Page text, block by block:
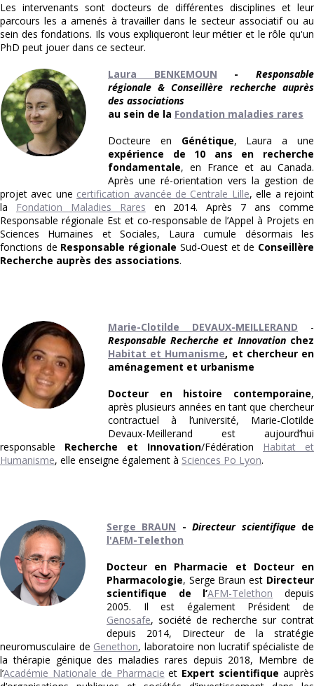
Les intervenants sont docteurs de différentes disciplines et leur
parcours les a amenés à travailler dans le secteur associatif ou au
sein des fondations. Ils vous expliqueront leur métier et le rôle qu'un
PhD peut jouer dans ce secteur.
Laura BENKEMOUN -Responsable
régionale & Conseillère recherche auprès
des associations
au sein de la Fondation maladies rares
Docteure en Génétique, Laura a une
expérience de 10 ans en recherche
fondamentale, en France et au Canada.
Après une ré-orientation vers la gestion de
projet avec une certification avancée de Centrale Lille, elle a rejoint
la
Fondation Maladies Rares en 2014. Après 7 ans comme
Responsable régionale Est et co-responsable de l’Appel à Projets en
Sciences Humaines et Sociales, Laura cumule désormais les
fonctions de Responsable régionale Sud-Ouest et de Conseillère
Recherche auprès des associations.
Marie-Clotilde DEVAUX-MEILLERAND -
Responsable Recherche et Innovation chez
Habitat et Humanisme, et chercheur en
aménagement et urbanisme
Docteur en histoire contemporaine,
après plusieurs années en tant que chercheur
contractuel à l’université, Marie-Clotilde
Devaux-Meillerand est aujourd’hui
responsable Recherche et Innovation/Fédération
Habitat et
Humanisme, elle enseigne également à Sciences Po Lyon.
Serge BRAUN -Directeur scientifiquede
l'AFM-Telethon
Docteur en Pharmacie et Docteur en
Pharmacologie, Serge Braun est Directeur
scientifique de l’AFM-Telethon depuis
2005. Il est également Président de
Genosafe, société de recherche sur contrat
depuis 2014, Directeur de la stratégie
neuromusculaire de Genethon, laboratoire non lucratif spécialiste de
la thérapie génique des maladies rares depuis 2018, Membre de
l’Académie Nationale de Pharmacie et Expert scientifique auprès